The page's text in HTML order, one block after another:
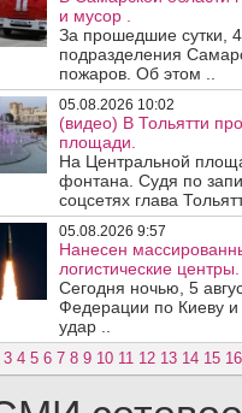
и мусор .
За прошедшие сутки,
подразделения
пожаров. Об этом ..
05.08.2026 10:02
(видео) В Тольятти
площади.
На Центральной
фонтана. Судя по
соцсетях глава
05.08.2026 9:57
Нанесен
логистические центры.
Сегодня ночью, 5
Федерации по Киеву и
удар ..
3 4 5 6 7 8 9 10 11 12 13 14 15 16